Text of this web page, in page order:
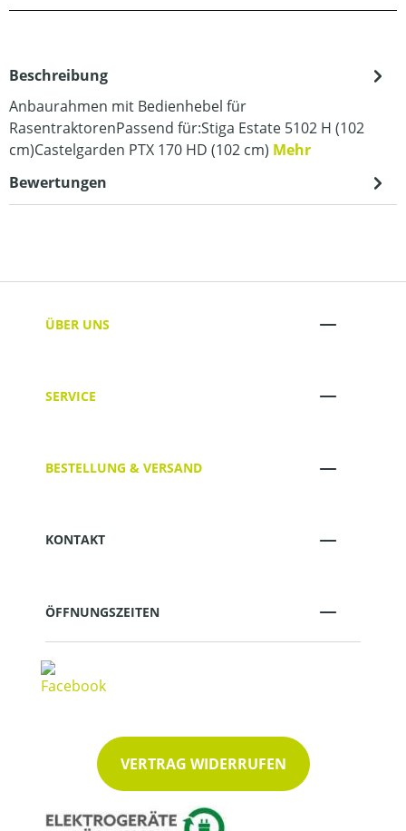
Beschreibung
Anbaurahmen mit Bedienhebel für
RasentraktorenPassend für:Stiga Estate 5102 H (102
cm)Castelgarden PTX 170 HD (102 cm) Mehr
Bewertungen
ÜBER UNS
SERVICE
BESTELLUNG & VERSAND
KONTAKT
ÖFFNUNGSZEITEN
VERTRAG WIDERRUFEN